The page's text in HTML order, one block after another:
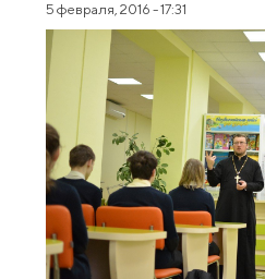
5 февраля, 2016 - 17:31